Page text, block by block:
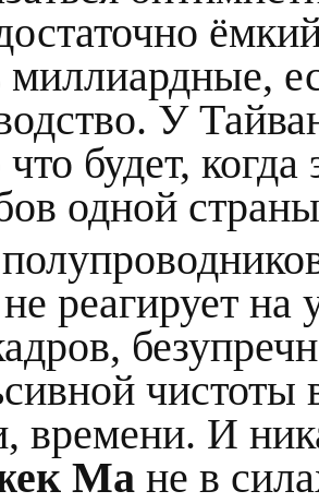
миллиардные,
У
будет,
одной
не реагирует
времени. И
Ма не в